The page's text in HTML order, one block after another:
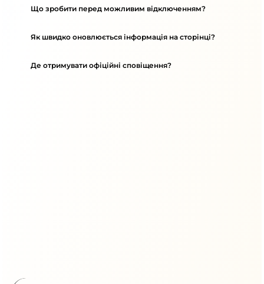
Що зробити перед можливим відключенням?
Як швидко оновлюється інформація на сторінці?
Де отримувати офіційні сповіщення?